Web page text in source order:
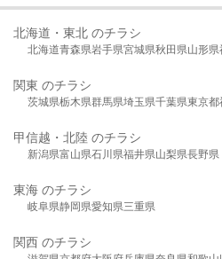
北海道・東北 のチラシ
北海道青森県岩手県宮城県秋田県山形県
関東 のチラシ
茨城県栃木県群馬県埼玉県千葉県東京都
甲信越・北陸 のチラシ
新潟県富山県石川県福井県山梨県長野県
東海 のチラシ
岐阜県静岡県愛知県三重県
関西 のチラシ